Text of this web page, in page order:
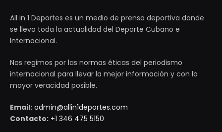
All in 1 Deportes es un medio de prensa deportiva donde
se lleva toda la actualidad del Deporte Cubano e
Internacional.
Nos regimos por las normas éticas del periodismo
internacional para llevar la mejor información y con la
mayor veracidad posible.
Email: admin@allin1deportes.com
Contacto: +1 346 475 5150